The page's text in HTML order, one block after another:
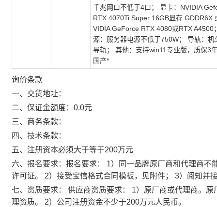
千兆网口不低于4口； 显卡：NVIDIA
RTX 4070Ti Super 16GB显存 GDDR6X
VIDIA GeForce RTX 4080或RTX A4500
源：服务器电源不低于750W； 导轨：机
导轨； 其他：支持win11专业版，质保3
国产*
询价条款
一、交货地址：
二、保证金额度：0.0元
三、商务条款：
四、技术条款：
五、注册资本必须大于等于200万元
六、报名要求：报名要求： 1）同一品牌原厂商和代理商
许可证。 2）接受宝信格式合同模板，见附件； 3）阅知并
七、资质要求： 供应商资质要求： 1）原厂商或代理商。
理资质。 2）公司注册资金不少于200万元人民币。